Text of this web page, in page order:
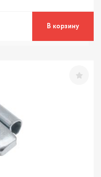
В корзину